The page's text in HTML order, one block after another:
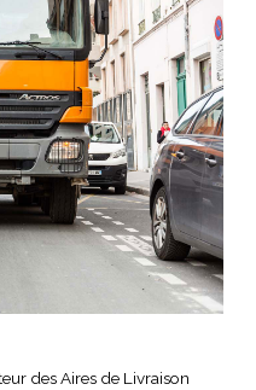
des Aires de Livraison